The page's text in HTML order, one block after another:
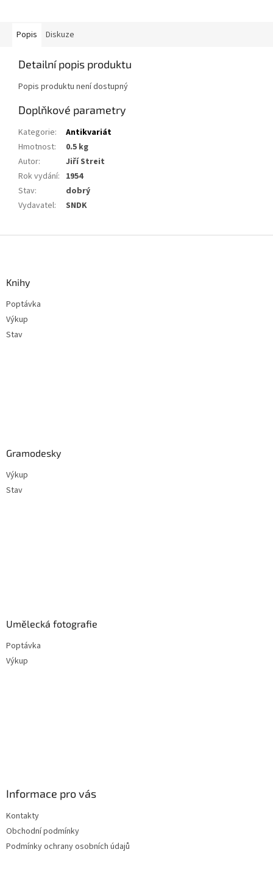
Popis Diskuze
Detailní popis produktu
Popis produktu není dostupný
Doplňkové parametry
Kategorie:
Antikvariát
Hmotnost:
0.5 kg
Autor:
Jiří Streit
Rok vydání: 1954
Stav:
dobrý
Vydavatel: SNDK
Knihy
Poptávka
Výkup
Stav
Gramodesky
Výkup
Stav
Umělecká fotografie
Poptávka
Výkup
Informace pro vás
Kontakty
Obchodní podmínky
Podmínky ochrany osobních údajů